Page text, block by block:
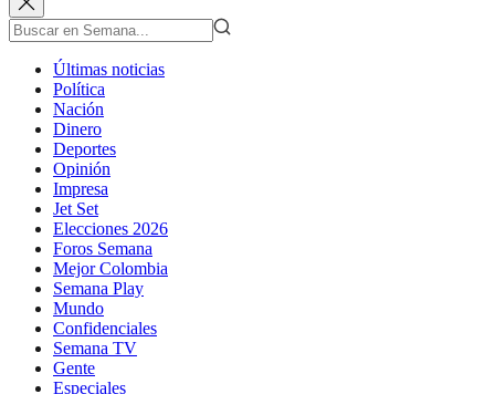
Últimas noticias
Política
Nación
Dinero
Deportes
Opinión
Impresa
Jet Set
Elecciones 2026
Foros Semana
Mejor Colombia
Semana Play
Mundo
Confidenciales
Semana TV
Gente
Especiales